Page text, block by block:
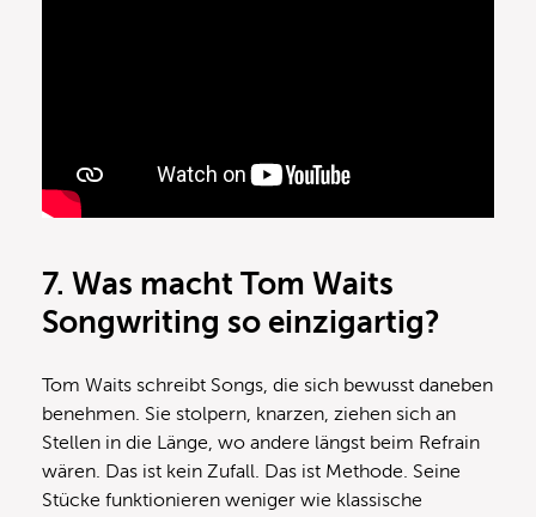
7. Was macht Tom Waits
Songwriting so einzigartig?
Tom Waits schreibt Songs, die sich bewusst daneben
benehmen. Sie stolpern, knarzen, ziehen sich an
Stellen in die Länge, wo andere längst beim Refrain
wären. Das ist kein Zufall. Das ist Methode. Seine
Stücke funktionieren weniger wie klassische